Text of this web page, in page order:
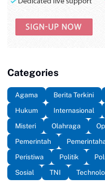
Categories
Agama Berita Terkini
Hukum
Internasional
Misteri
Olahraga
Pemerintah
Peristiwa
Politik
Sosial
TNI